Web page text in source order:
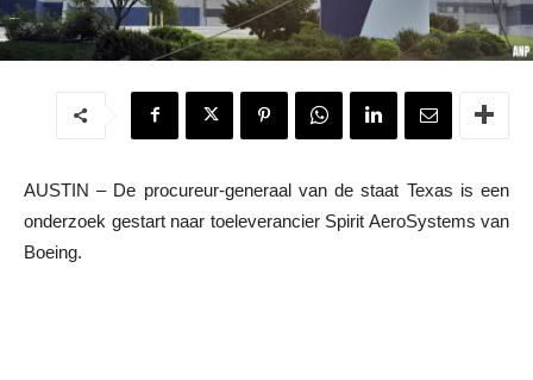
AUSTIN – De procureur-generaal van de staat Texas is een
onderzoek gestart naar toeleverancier Spirit AeroSystems van
Boeing.